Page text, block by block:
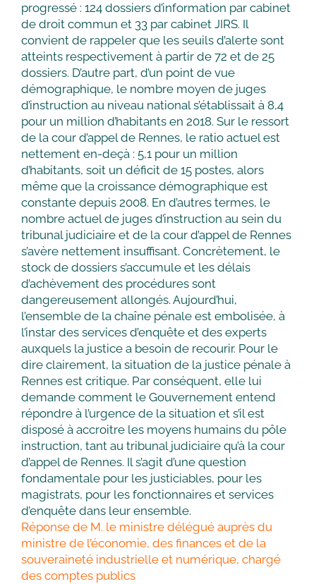
progressé : 124 dossiers d’information par cabinet
de droit commun et 33 par cabinet JIRS. Il
convient de rappeler que les seuils d’alerte sont
atteints respectivement à partir de 72 et de 25
dossiers. D’autre part, d’un point de vue
démographique, le nombre moyen de juges
d’instruction au niveau national s’établissait à 8,4
pour un million d’habitants en 2018. Sur le ressort
de la cour d’appel de Rennes, le ratio actuel est
nettement en-deçà : 5,1 pour un million
d’habitants, soit un déficit de 15 postes, alors
même que la croissance démographique est
constante depuis 2008. En d’autres termes, le
nombre actuel de juges d’instruction au sein du
tribunal judiciaire et de la cour d’appel de Rennes
s’avère nettement insuffisant. Concrètement, le
stock de dossiers s’accumule et les délais
d’achèvement des procédures sont
dangereusement allongés. Aujourd’hui,
l’ensemble de la chaîne pénale est embolisée, à
l’instar des services d’enquête et des experts
auxquels la justice a besoin de recourir. Pour le
dire clairement, la situation de la justice pénale à
Rennes est critique. Par conséquent, elle lui
demande comment le Gouvernement entend
répondre à l’urgence de la situation et s’il est
disposé à accroitre les moyens humains du pôle
instruction, tant au tribunal judiciaire qu’à la cour
d’appel de Rennes. Il s’agit d’une question
fondamentale pour les justiciables, pour les
magistrats, pour les fonctionnaires et services
d’enquête dans leur ensemble.
Réponse de M. le ministre délégué auprès du
ministre de l’économie, des finances et de la
souveraineté industrielle et numérique, chargé
des comptes publics